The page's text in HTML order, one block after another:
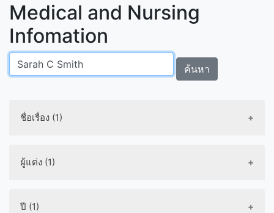
Medical and Nursing
Infomation
ค้นหา
ชื่อเรื่อง (1)
ผู้แต่ง (1)
ปี (1)